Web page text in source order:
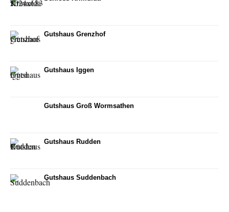
Gutshaus Grenzhof
Gutshaus Iggen
Gutshaus Groß Wormsathen
Gutshaus Rudden
Gutshaus Suddenbach